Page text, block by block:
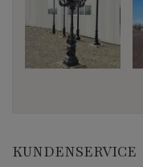
KUNDENSERVICE